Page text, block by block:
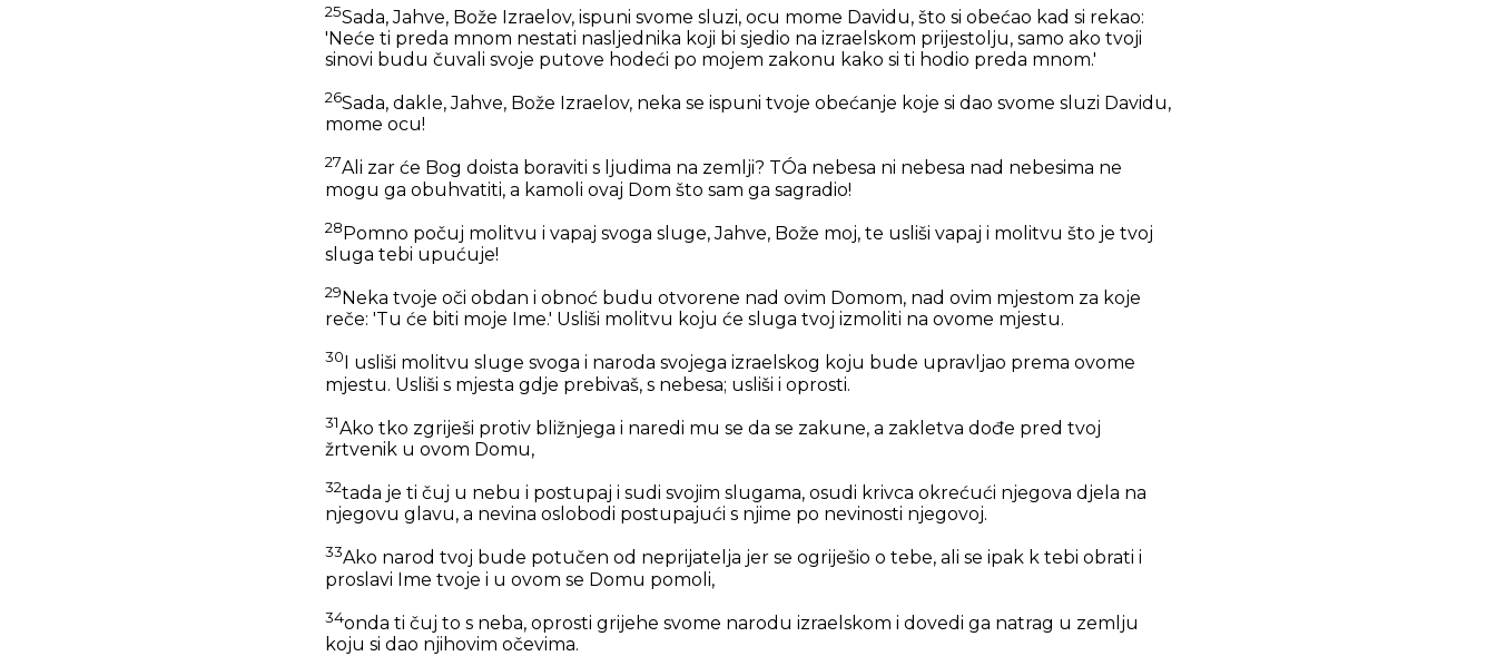
25Sada, Jahve, Bože Izraelov, ispuni svome sluzi, ocu mome Davidu, što si obećao kad si rekao:
'Neće ti preda mnom nestati nasljednika koji bi sjedio na izraelskom prijestolju, samo ako tvoji
sinovi budu čuvali svoje putove hodeći po mojem zakonu kako si ti hodio preda mnom.'
26Sada, dakle, Jahve, Bože Izraelov, neka se ispuni tvoje obećanje koje si dao svome sluzi Davidu,
mome ocu!
27Ali zar će Bog doista boraviti s ljudima na zemlji? TÓa nebesa ni nebesa nad nebesima ne
mogu ga obuhvatiti, a kamoli ovaj Dom što sam ga sagradio!
28Pomno počuj molitvu i vapaj svoga sluge, Jahve, Bože moj, te usliši vapaj i molitvu što je tvoj
sluga tebi upućuje!
29 Neka tvoje oči obdan i obnoć budu otvorene nad ovim Domom, nad ovim mjestom za koje
reče: 'Tu će biti moje Ime.' Usliši molitvu koju će sluga tvoj izmoliti na ovome mjestu.
30
I usliši molitvu sluge svoga i naroda svojega izraelskog koju bude upravljao prema ovome
mjestu. Usliši s mjesta gdje prebivaš, s nebesa; usliši i oprosti.
31Ako tko zgriješi protiv bližnjega i naredi mu se da se zakune, a zakletva dođe pred tvoj
žrtvenik u ovom Domu,
32tada je ti čuj u nebu i postupaj i sudi svojim slugama, osudi krivca okrećući njegova djela na
njegovu glavu, a nevina oslobodi postupajući s njime po nevinosti njegovoj.
33Ako narod tvoj bude potučen od neprijatelja jer se ogriješio o tebe, ali se ipak k tebi obrati i
proslavi Ime tvoje i u ovom se Domu pomoli,
34onda ti čuj to s neba, oprosti grijehe svome narodu izraelskom i dovedi ga natrag u zemlju
koju si dao njihovim očevima.